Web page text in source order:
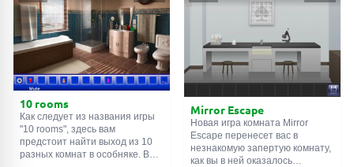
10 rooms
Как следует из названия игры
"10 rooms", здесь вам
предстоит найти выход из 10
разных комнат в особняке. В
Mirror Escape
Новая игра комната Mirror
Escape перенесет вас в
незнакомую запертую комнату,
как вы в ней оказалось